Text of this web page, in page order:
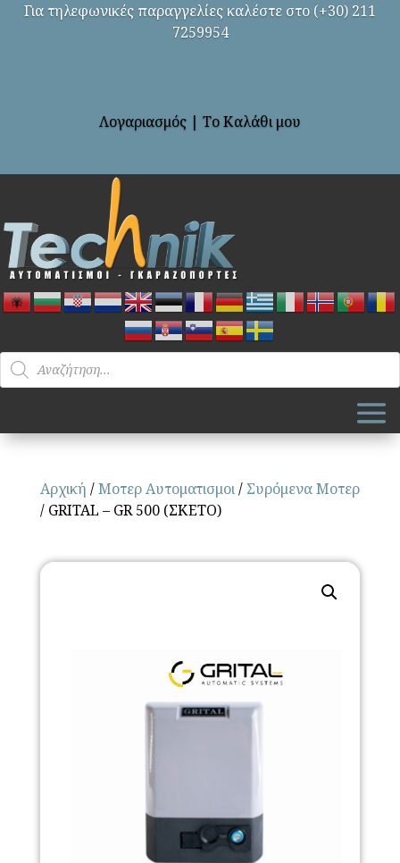
Για τηλεφωνικές παραγγελίες καλέστε στο (+30) 211
7259954
Λογαριασμός | Το Καλάθι μου
Products
search
Αρχική /Μοτερ Αυτοματισμοι/ Συρόμενα Μοτερ
/ GRITAL – GR 500 (ΣΚΕΤΟ)